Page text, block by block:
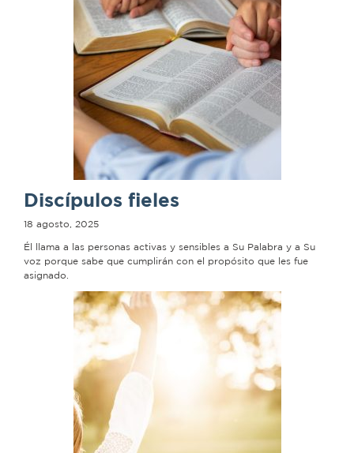
Discípulos fieles
18 agosto, 2025
Él llama a las personas activas y sensibles a Su Palabra y a Su
voz porque sabe que cumplirán con el propósito que les fue
asignado.